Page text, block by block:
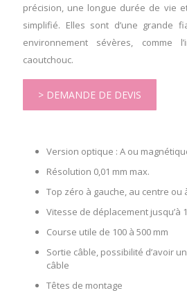
précision, une longue durée de vie
simplifié. Elles sont d’une grande
environnement sévères, comme
caoutchouc.
> DEMANDE DE DEVIS
Version optique : A ou magnétique
Résolution 0,01 mm max.
Top zéro à gauche, au centre ou
Vitesse de déplacement jusqu’à
Course utile de 100 à 500 mm
Sortie câble, possibilité d’avoir
câble
Têtes de montage